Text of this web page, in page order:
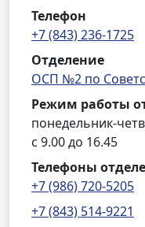
Телефон
+7 (843) 236-1725
Отделение
ОСП №2 по
Режим работы
понедельник-
с 9.00 до 16.45
Телефоны
+7 (986) 720-5205
+7 (843) 514-9221